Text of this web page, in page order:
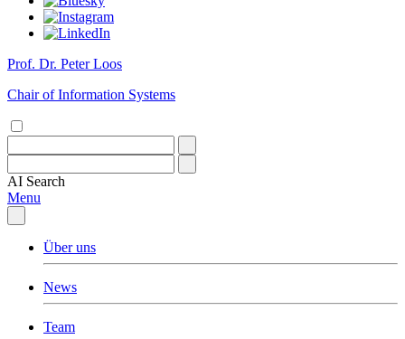
Prof. Dr. Peter Loos
Chair of Information Systems
AI Search
Menu
Über uns
News
Team